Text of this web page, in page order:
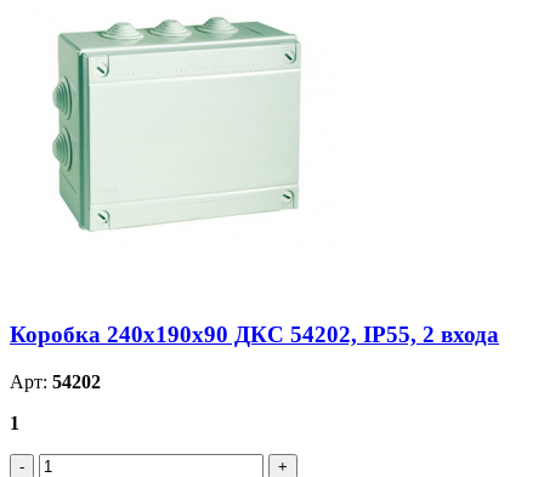
Коробка 240х190х90 ДКС 54202, IP55, 2 входа
Арт: 54202
1